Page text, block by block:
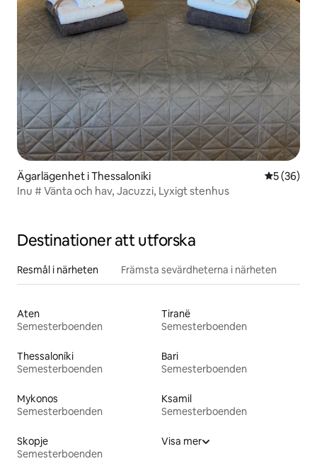
Ägarlägenhet i Thessaloniki 5 av 5 i
5 (36)
Inu # Vänta och hav, Jacuzzi, Lyxigt stenhus
Destinationer att utforska
Resmål i närheten Främsta sevärdheterna i närheten
Aten
Semesterboenden
Tiranë
Semesterboenden
Thessaloníki
Semesterboenden
Bari
Semesterboenden
Mykonos
Semesterboenden
Ksamil
Semesterboenden
Skopje
Semesterboenden
Visa mer